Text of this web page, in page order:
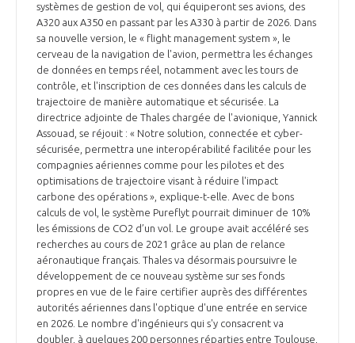
systèmes de gestion de vol, qui équiperont ses avions, des
A320 aux A350 en passant par les A330 à partir de 2026. Dans
sa nouvelle version, le « flight management system », le
cerveau de la navigation de l'avion, permettra les échanges
de données en temps réel, notamment avec les tours de
contrôle, et l'inscription de ces données dans les calculs de
trajectoire de manière automatique et sécurisée. La
directrice adjointe de Thales chargée de l'avionique, Yannick
Assouad, se réjouit : « Notre solution, connectée et cyber-
sécurisée, permettra une interopérabilité facilitée pour les
compagnies aériennes comme pour les pilotes et des
optimisations de trajectoire visant à réduire l'impact
carbone des opérations », explique-t-elle. Avec de bons
calculs de vol, le système Pureflyt pourrait diminuer de 10%
les émissions de CO2 d’un vol. Le groupe avait accéléré ses
recherches au cours de 2021 grâce au plan de relance
aéronautique français. Thales va désormais poursuivre le
développement de ce nouveau système sur ses fonds
propres en vue de le faire certifier auprès des différentes
autorités aériennes dans l'optique d'une entrée en service
en 2026. Le nombre d'ingénieurs qui s'y consacrent va
doubler, à quelques 200 personnes réparties entre Toulouse,